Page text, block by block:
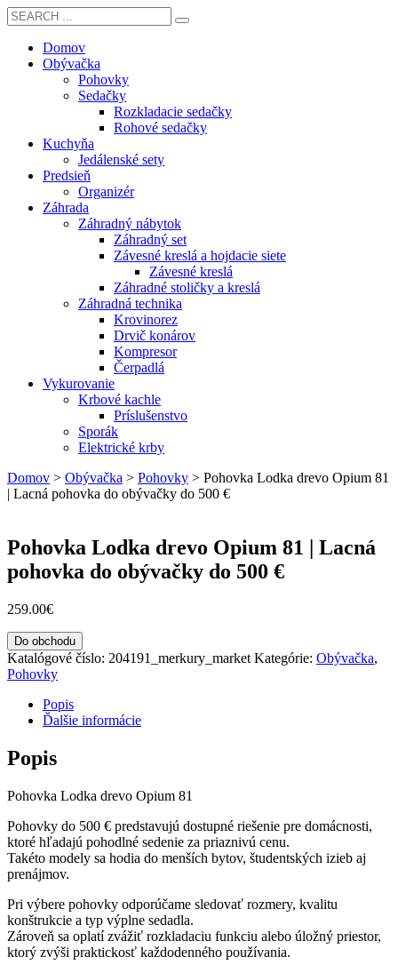
Domov
Obývačka
Pohovky
Sedačky
Rozkladacie sedačky
Rohové sedačky
Kuchyňa
Jedálenské sety
Predsieň
Organizér
Záhrada
Záhradný nábytok
Záhradný set
Závesné kreslá a hojdacie siete
Závesné kreslá
Záhradné stoličky a kreslá
Záhradná technika
Krovinorez
Drvič konárov
Kompresor
Čerpadlá
Vykurovanie
Krbové kachle
Príslušenstvo
Sporák
Elektrické krby
Domov > Obývačka > Pohovky > Pohovka Lodka drevo Opium 81
| Lacná pohovka do obývačky do 500 €
Pohovka Lodka drevo Opium 81 | Lacná
pohovka do obývačky do 500 €
259.00€
Do obchodu
Katalógové číslo: 204191_merkury_market Kategórie: Obývačka,
Pohovky
Popis
Ďalšie informácie
Popis
Pohovka Lodka drevo Opium 81
Pohovky do 500 € predstavujú dostupné riešenie pre domácnosti,
ktoré hľadajú pohodlné sedenie za priaznivú cenu.
Takéto modely sa hodia do menších bytov, študentských izieb aj
prenájmov.
Pri výbere pohovky odporúčame sledovať rozmery, kvalitu
konštrukcie a typ výplne sedadla.
Zároveň sa oplatí zvážiť rozkladaciu funkciu alebo úložný priestor,
ktorý zvýši praktickosť každodenného používania.